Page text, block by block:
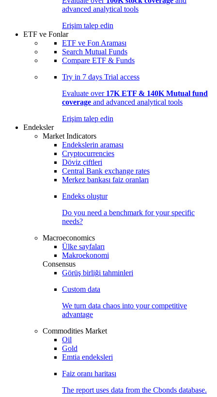
advanced analytical tools
Erişim talep edin
ETF ve Fonlar
ETF ve Fon Araması
Search Mutual Funds
Compare ETF & Funds
Try in 7 days Trial access
Evaluate over 17K ETF & 140K Mutual fund
coverage and advanced analytical tools
Erişim talep edin
Endeksler
Market Indicators
Endekslerin araması
Cryptocurrencies
Döviz çiftleri
Central Bank exchange rates
Merkez bankası faiz oranları
Endeks oluştur
Do you need a benchmark for your specific
needs?
Macroeconomics
Ülke sayfaları
Makroekonomi
Consensus
Görüş birliği tahminleri
Custom data
We turn data chaos into your competitive
advantage
Commodities Market
Oil
Gold
Emtia endeksleri
Faiz oranı haritası
The report uses data from the Cbonds database.